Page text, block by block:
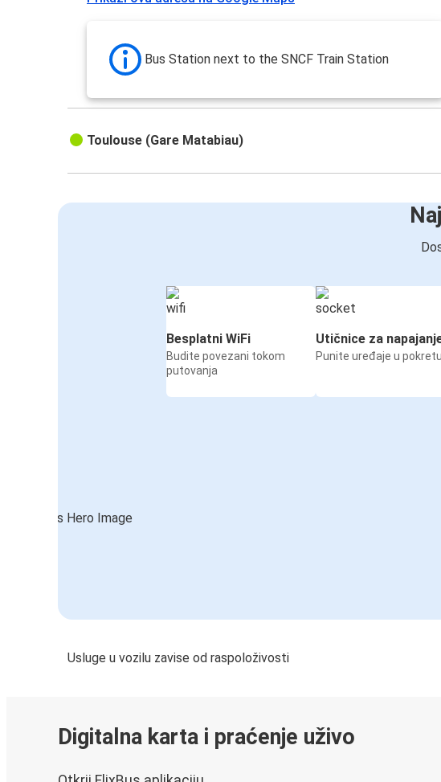
Bus Station next to the SNCF Train Station
Toulouse (Gare Matabiau)
Besplatni WiFi
Budite povezani tokom
putovanja
Utičnice za
Punite uređaje u pokretu
Usluge u vozilu zavise od raspoloživosti
Digitalna karta i praćenje uživo